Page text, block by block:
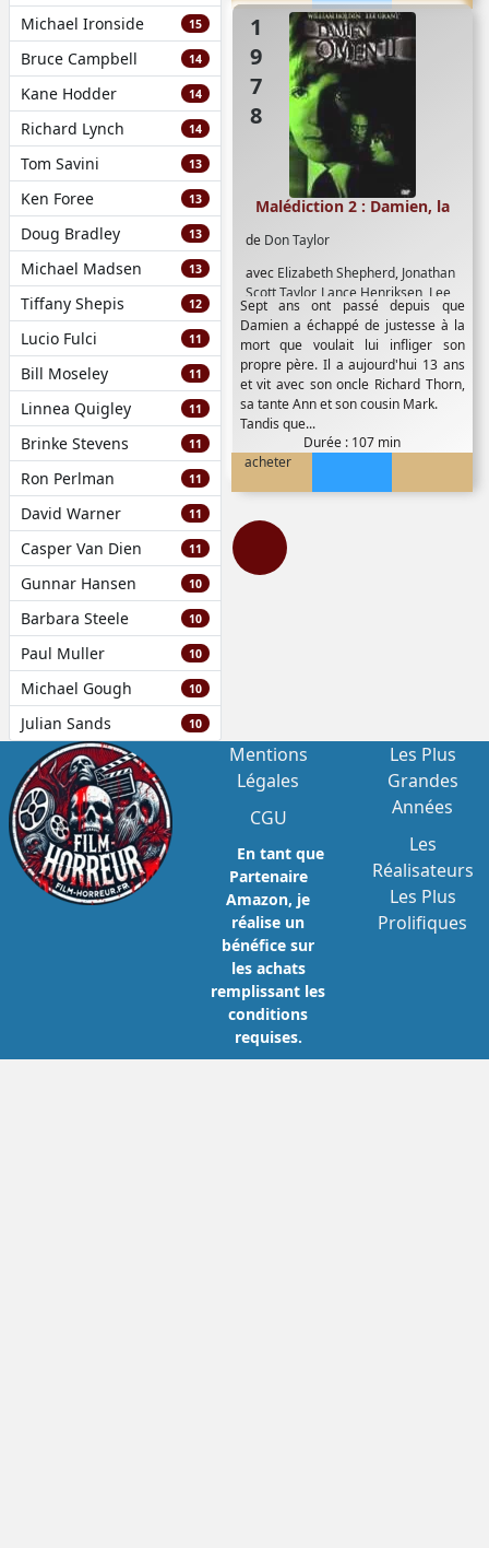
Michael Ironside 15
Bruce Campbell 14
Kane Hodder 14
Richard Lynch 14
Tom Savini 13
Ken Foree 13
Doug Bradley 13
Michael Madsen 13
Tiffany Shepis 12
Lucio Fulci 11
Bill Moseley 11
Linnea Quigley 11
Brinke Stevens 11
Ron Perlman 11
David Warner 11
Casper Van Dien 11
Gunnar Hansen 10
Barbara Steele 10
Paul Muller 10
Michael Gough 10
Julian Sands 10
1978
de Don Taylor
avec Elizabeth Shepherd, Jonathan
Scott Taylor, Lance Henriksen, Lee
Grant,Leo McKern,Lew Ayres,
Robert Foxworth,Sylvia Sidney,
William Holden
Malédiction 2 : Damien, la
Sept ans ont passé depuis que
Damien a échappé de justesse à la
mort que voulait lui infliger son
propre père. Il a aujourd'hui 13 ans
et vit avec son oncle Richard Thorn,
sa tante Ann et son cousin Mark.
Tandis que...
Durée : 107 min
acheter
Mentions
Légales
CGU
En tant que
Partenaire
Amazon, je
réalise un
bénéfice sur
les achats
remplissant les
conditions
requises.
Les Plus
Grandes
Années
Les
Réalisateurs
Les Plus
Prolifiques